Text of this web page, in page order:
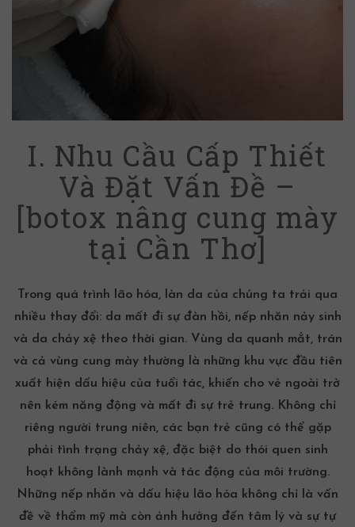
I. Nhu Cầu Cấp Thiết
Và Đặt Vấn Đề –
[botox nâng cung mày
tại Cần Thơ]
Trong quá trình lão hóa, làn da của chúng ta trải qua
nhiều thay đổi: da mất đi sự đàn hồi, nếp nhăn nảy sinh
và da chảy xệ theo thời gian. Vùng da quanh mắt, trán
và cả vùng cung mày thường là những khu vực đầu tiên
xuất hiện dấu hiệu của tuổi tác, khiến cho vẻ ngoài trở
nên kém năng động và mất đi sự trẻ trung. Không chỉ
riêng người trung niên, các bạn trẻ cũng có thể gặp
phải tình trạng chảy xệ, đặc biệt do thói quen sinh
hoạt không lành mạnh và tác động của môi trường.
Những nếp nhăn và dấu hiệu lão hóa không chỉ là vấn
đề về thẩm mỹ mà còn ảnh hưởng đến tâm lý và sự tự